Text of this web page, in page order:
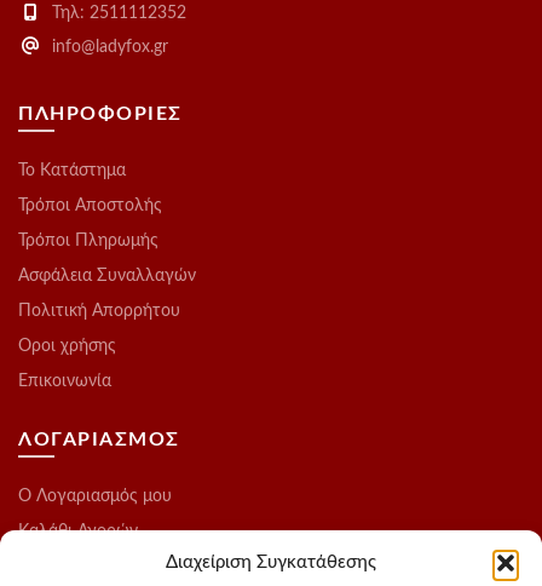
Διαχείριση Συγκατάθεσης
Τηλ: 2511112352
info@ladyfox.gr
ΠΛΗΡΟΦΟΡΙΕΣ
Το Kατάστημα
Τρόποι Αποστολής
Τρόποι Πληρωμής
Ασφάλεια Συναλλαγών
Πολιτική Απορρήτου
Οροι χρήσης
Επικοινωνία
ΛΟΓΑΡΙΑΣΜΟΣ
O Λογαριασμός μου
Καλάθι Αγορών
Ολοκλήρωση Παραγγελίας